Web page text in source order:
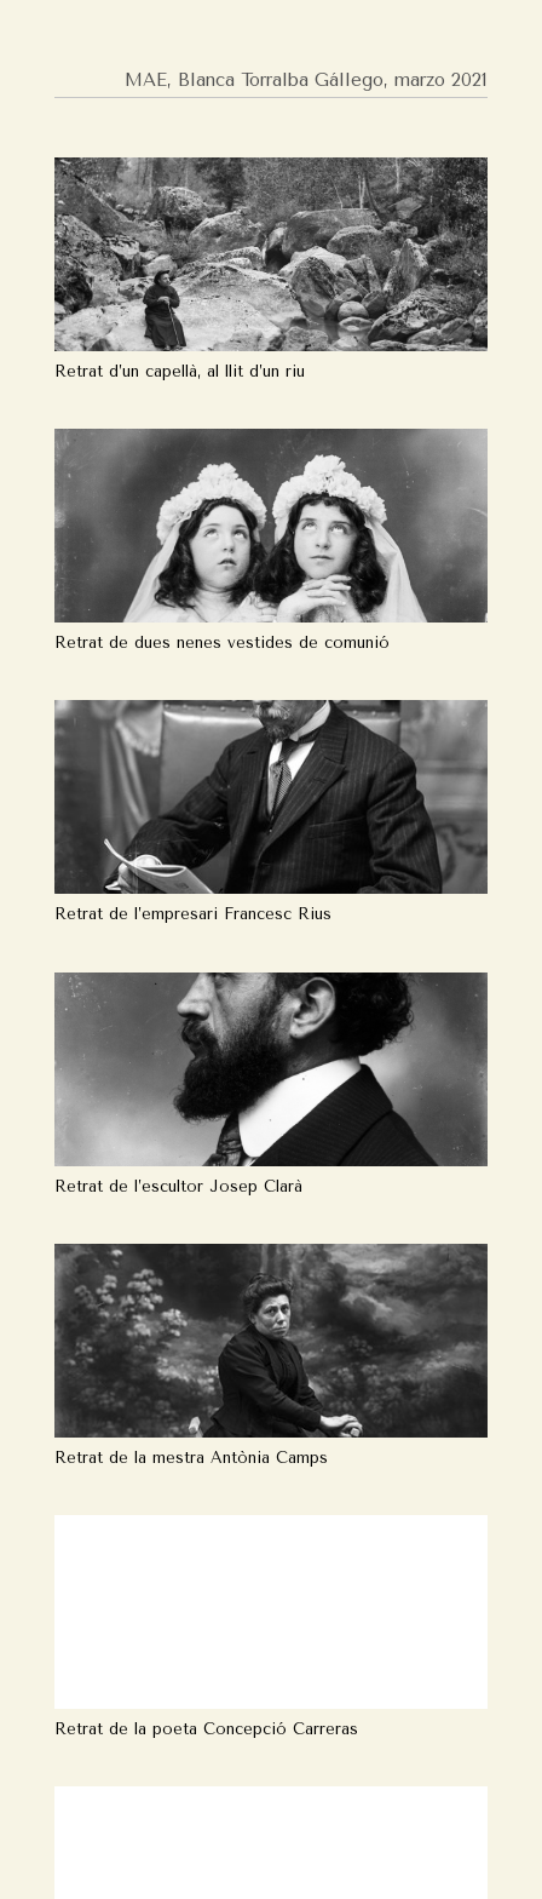
MAE, Blanca Torralba Gállego, marzo 2021
Retrat d’un capellà, al llit d’un riu
Retrat de dues nenes vestides de comunió
Retrat de l’empresari Francesc Rius
Retrat de l’escultor Josep Clarà
Retrat de la mestra Antònia Camps
Retrat de la poeta Concepció Carreras